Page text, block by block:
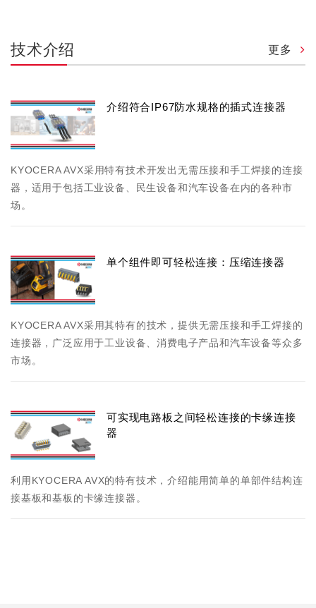
技术介绍 更多
介绍符合IP67防水规格的插式连接器
KYOCERA AVX采用特有技术开发出无需压接和手工焊接的连接
器，适用于包括工业设备、民生设备和汽车设备在内的各种市
场。
单个组件即可轻松连接：压缩连接器
KYOCERA AVX采用其特有的技术，提供无需压接和手工焊接的
连接器，广泛应用于工业设备、消费电子产品和汽车设备等众多
市场。
可实现电路板之间轻松连接的卡缘连接
器
利用KYOCERA AVX的特有技术，介绍能用简单的单部件结构连
接基板和基板的卡缘连接器。